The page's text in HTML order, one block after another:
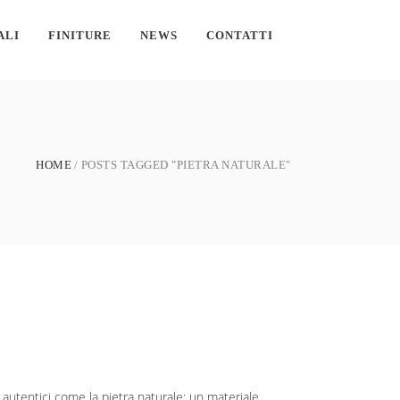
FINITURE NEWS CONTATTI
HOME POSTS TAGGED "PIETRA NATURALE"